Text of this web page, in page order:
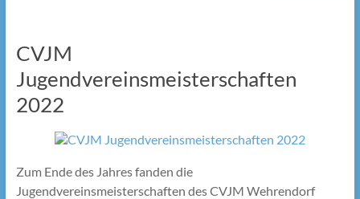
CVJM
Jugendvereinsmeisterschaften
2022
Zum Ende des Jahres fanden die
Jugendvereinsmeisterschaften des CVJM Wehrendorf